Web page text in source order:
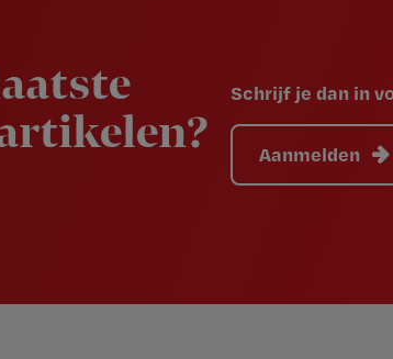
Schrijf je dan in
Aanmelden